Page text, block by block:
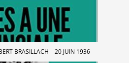
BRASILLACH – 20 JUIN 1936